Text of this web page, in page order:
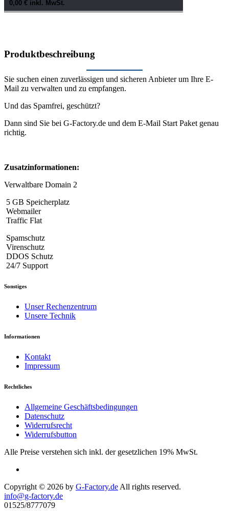
Produktbeschreibung
Sie suchen einen zuverlässigen und sicheren Anbieter um Ihre E-
Mail zu verwalten und zu empfangen.
Und das Spamfrei, geschützt?
Dann sind Sie bei G-Factory.de und dem E-Mail Start Paket genau
richtig.
Zusatzinformationen:
Verwaltbare Domain 2
5 GB Speicherplatz
Webmailer
Traffic Flat
Spamschutz
Virenschutz
DDOS Schutz
24/7 Support
Sonstiges
Unser Rechenzentrum
Unsere Technik
Informationen
Kontakt
Impressum
Rechtliches
Allgemeine Geschäftsbedingungen
Datenschutz
Widerrufsrecht
Widerrufsbutton
Alle Preise verstehen sich inkl. der gesetzlichen 19% MwSt.
Copyright © 2026 by G-Factory.de All rights reserved.
info@g-factory.de
01525/8777079